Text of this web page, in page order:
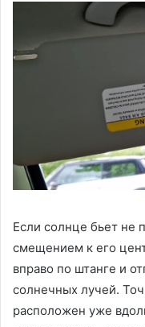
Если солнце бьет не
смещением к его
вправо по штанге и
солнечных лучей.
расположен уже